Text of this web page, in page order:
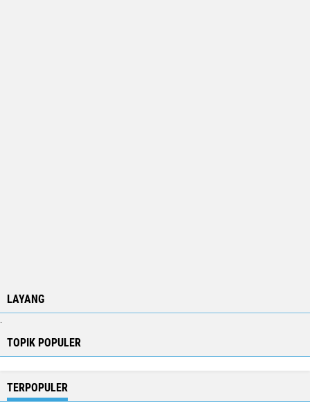
LAYANG
.
TOPIK POPULER
TERPOPULER